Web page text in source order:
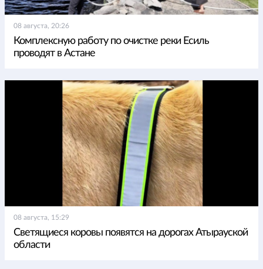
08 августа, 20:26
Комплексную работу по очистке реки Есиль
проводят в Астане
08 августа, 15:29
Светящиеся коровы появятся на дорогах Атырауской
области